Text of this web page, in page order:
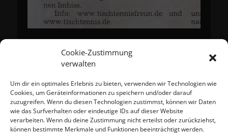
Cookie-Zustimmung
verwalten
Um dir ein optimales Erlebnis zu bieten, verwenden wir Technologien wie
Cookies, um Geräteinformationen zu speichern und/oder darauf
zuzugreifen. Wenn du diesen Technologien zustimmst, können wir Daten
wie das Surfverhalten oder eindeutige IDs auf dieser Website
verarbeiten. Wenn du deine Zustimmung nicht erteilst oder zurückziehst,
können bestimmte Merkmale und Funktionen beeinträchtigt werden.
Beitragsnavigation
Ältere Beiträge
Meta
Anmelden
Eintrags-Feed
Kommentar-Feed